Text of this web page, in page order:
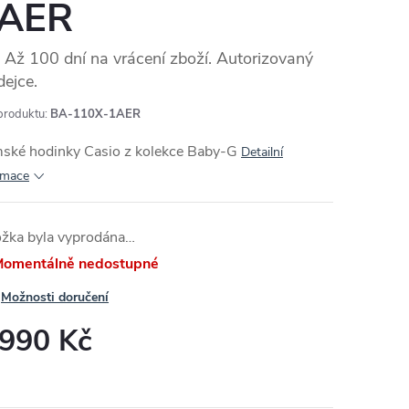
Až 100 dní na vrácení zboží. Autorizovaný
BA-110X-1AER
hodinky Casio z kolekce Baby-G Detailní
byla vyprodána…
nedostupné
Možnosti doručení
Kč